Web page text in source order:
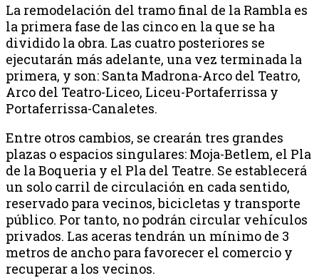
La remodelación del tramo final de la Rambla es
la primera fase de las cinco en la que se ha
dividido la obra. Las cuatro posteriores se
ejecutarán más adelante, una vez terminada la
primera, y son: Santa Madrona-Arco del Teatro,
Arco del Teatro-Liceo, Liceu-Portaferrissa y
Portaferrissa-Canaletes.
Entre otros cambios, se crearán tres grandes
plazas o espacios singulares: Moja-Betlem, el Pla
de la Boqueria y el Pla del Teatre. Se establecerá
un solo carril de circulación en cada sentido,
reservado para vecinos, bicicletas y transporte
público. Por tanto, no podrán circular vehículos
privados. Las aceras tendrán un mínimo de 3
metros de ancho para favorecer el comercio y
recuperar a los vecinos.